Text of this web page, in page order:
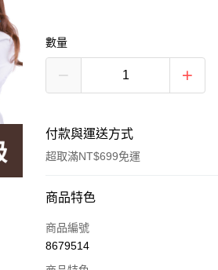
數量
付款與運送方式
超取滿NT$699免運
付款方式
信用卡一次付款
商品特色
商品編號
8679514